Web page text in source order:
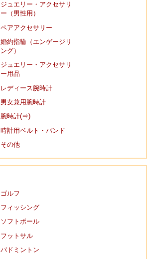
ジュエリー・アクセサリ
ー（男性用）
ペアアクセサリー
婚約指輪（エンゲージリ
ング）
ジュエリー・アクセサリ
ー用品
レディース腕時計
男女兼用腕時計
腕時計(⇒)
時計用ベルト・バンド
その他
ゴルフ
フィッシング
ソフトボール
フットサル
バドミントン